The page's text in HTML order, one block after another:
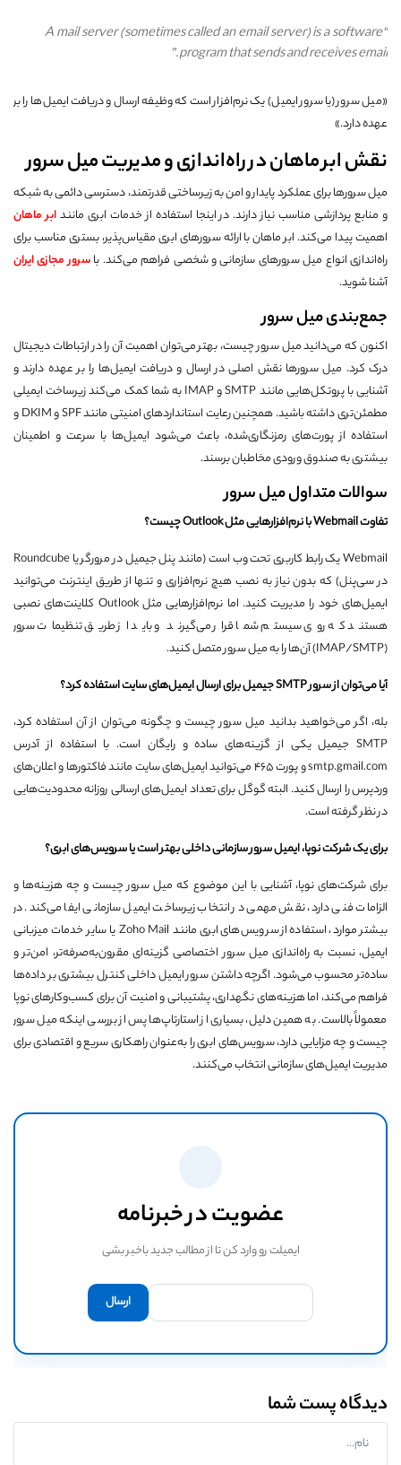
“A mail server (sometimes called an email server) is a software
program that sends and receives email.”
«میل سرور (یا سرور ایمیل) یک نرم‌افزار است که وظیفه ارسال و دریافت ایمیل‌ها را بر
عهده دارد.»
نقش ابر ماهان در راه‌اندازی و مدیریت میل سرور
میل سرورها برای عملکرد پایدار و امن به زیرساختی قدرتمند، دسترسی دائمی به شبکه
و منابع پردازشی مناسب نیاز دارند. در اینجا استفاده از خدمات ابری مانندابر ماهان
اهمیت پیدا می‌کند. ابر ماهان با ارائه سرورهای ابری مقیاس‌پذیر، بستری مناسب برای
راه‌اندازی انواع میل سرورهای سازمانی و شخصی فراهم می‌کند. باسرور مجازی ایران
آشنا شوید.
جمع‌بندی میل سرور
اکنون که می‌دانید میل سرور چیست، بهتر می‌توان اهمیت آن را در ارتباطات دیجیتال
درک کرد. میل سرورها نقش اصلی در ارسال و دریافت ایمیل‌ها را بر عهده دارند و
آشنایی با پروتکل‌هایی مانند SMTP و IMAP به شما کمک می‌کند زیرساخت ایمیلی
مطمئن‌تری داشته باشید. همچنین رعایت استانداردهای امنیتی مانند SPF و DKIM و
استفاده از پورت‌های رمزنگاری‌شده، باعث می‌شود ایمیل‌ها با سرعت و اطمینان
بیشتری به صندوق ورودی مخاطبان برسند.
سوالات متداول میل سرور
تفاوت Webmail با نرم‌افزارهایی مثل Outlook چیست؟
Webmail یک رابط کاربری تحت وب است (مانند پنل جیمیل در مرورگر یا Roundcube
در سی‌پنل) که بدون نیاز به نصب هیچ نرم‌افزاری و تنها از طریق اینترنت می‌توانید
ایمیل‌های خود را مدیریت کنید. اما نرم‌افزارهایی مثل Outlook کلاینت‌های نصبی
هستند که روی سیستم شما قرار می‌گیرند و باید از طریق تنظیمات سرور
(IMAP/SMTP) آن‌ها را به میل سرور متصل کنید.
آیا می‌توان از سرور SMTP جیمیل برای ارسال ایمیل‌های سایت استفاده کرد؟
بله، اگر می‌خواهید بدانید میل سرور چیست و چگونه می‌توان از آن استفاده کرد،
SMTP جیمیل یکی از گزینه‌های ساده و رایگان است. با استفاده از آدرس
smtp.gmail.com و پورت 465 می‌توانید ایمیل‌های سایت مانند فاکتورها و اعلان‌های
وردپرس را ارسال کنید. البته گوگل برای تعداد ایمیل‌های ارسالی روزانه محدودیت‌هایی
در نظر گرفته است.
برای یک شرکت نوپا، ایمیل سرور سازمانی داخلی بهتر است یا سرویس‌های ابری؟
برای شرکت‌های نوپا، آشنایی با این موضوع که میل سرور چیست و چه هزینه‌ها و
الزامات فنی دارد، نقش مهمی در انتخاب زیرساخت ایمیل سازمانی ایفا می‌کند. در
بیشتر موارد، استفاده از سرویس‌های ابری مانند Zoho Mail یا سایر خدمات میزبانی
ایمیل، نسبت به راه‌اندازی میل سرور اختصاصی گزینه‌ای مقرون‌به‌صرفه‌تر، امن‌تر و
ساده‌تر محسوب می‌شود. اگرچه داشتن سرور ایمیل داخلی کنترل بیشتری بر داده‌ها
فراهم می‌کند، اما هزینه‌های نگهداری، پشتیبانی و امنیت آن برای کسب‌وکارهای نوپا
معمولاً بالاست. به همین دلیل، بسیاری از استارتاپ‌ها پس از بررسی اینکه میل سرور
چیست و چه مزایایی دارد، سرویس‌های ابری را به‌عنوان راهکاری سریع و اقتصادی برای
مدیریت ایمیل‌های سازمانی انتخاب می‌کنند.
عضویت در خبرنامه
ایمیلت رو وارد کن تا از مطالب جدید باخبر بشی
دیدگاه پست شما